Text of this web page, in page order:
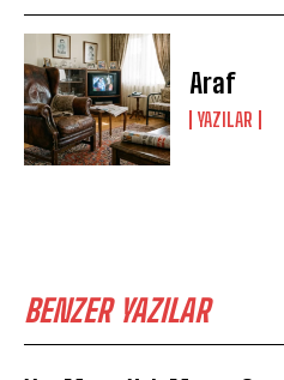
Araf
YAZILAR
BENZER YAZILAR